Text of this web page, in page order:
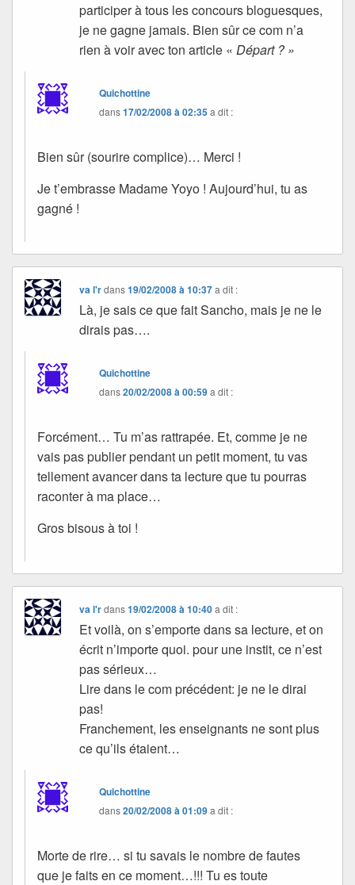
participer à tous les concours bloguesques,
je ne gagne jamais. Bien sûr ce com n’a
rien à voir avec ton article «Départ ? »
Quichottine
dans17/02/2008 à 02:35a dit :
Bien sûr (sourire complice)… Merci !
Je t’embrasse Madame Yoyo ! Aujourd’hui, tu as
gagné !
va l'rdans19/02/2008 à 10:37 a dit :
Là, je sais ce que fait Sancho, mais je ne le
dirais pas….
Quichottine
dans20/02/2008 à 00:59a dit :
Forcément… Tu m’as rattrapée. Et, comme je ne
vais pas publier pendant un petit moment, tu vas
tellement avancer dans ta lecture que tu pourras
raconter à ma place…
Gros bisous à toi !
va l'rdans19/02/2008 à 10:40 a dit :
Et voilà, on s’emporte dans sa lecture, et on
écrit n’importe quoi. pour une instit, ce n’est
pas sérieux…
Lire dans le com précédent: je ne le dirai
pas!
Franchement, les enseignants ne sont plus
ce qu’ils étaient…
Quichottine
dans20/02/2008 à 01:09a dit :
Morte de rire… si tu savais le nombre de fautes
que je faits en ce moment…!!! Tu es toute